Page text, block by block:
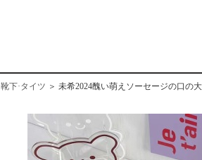
靴下·タイツ ＞ 未希2024醜い萌えソーセージの口の